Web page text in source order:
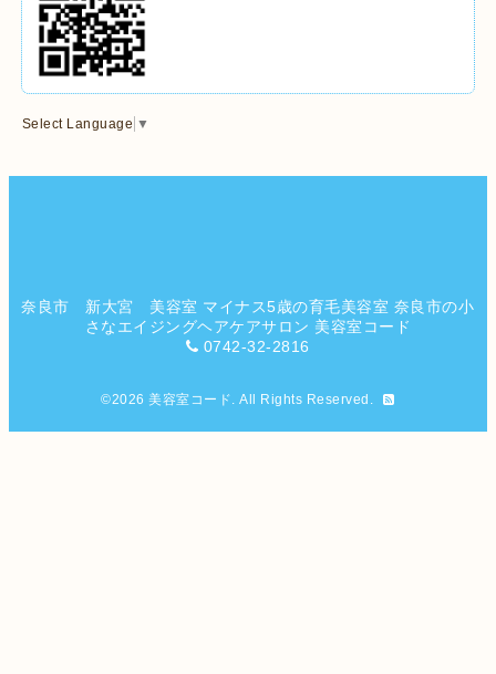
Select Language ▼
奈良市 新大宮 美容室 マイナス5歳の育毛美容室 奈良市の小
さなエイジングヘアケアサロン 美容室コード
0742-32-2816
©2026美容室コード. All Rights Reserved.